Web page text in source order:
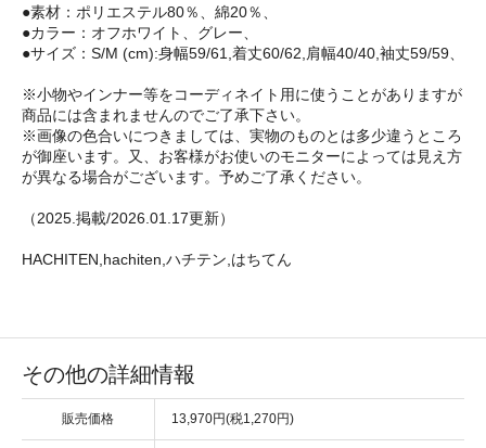
●素材：ポリエステル80％、綿20％、
●カラー：オフホワイト、グレー、
●サイズ：S/M (cm):身幅59/61,着丈60/62,肩幅40/40,袖丈59/59、
※小物やインナー等をコーディネイト用に使うことがありますが
商品には含まれませんのでご了承下さい。
※画像の色合いにつきましては、実物のものとは多少違うところ
が御座います。又、お客様がお使いのモニターによっては見え方
が異なる場合がございます。予めご了承ください。
（2025.掲載/2026.01.17更新）
HACHITEN,hachiten,ハチテン,はちてん
その他の詳細情報
販売価格 13,970円(税1,270円)